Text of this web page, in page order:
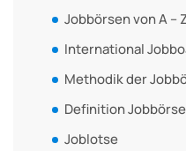
Jobbörsen von A –
International
Methodik der
Definition
Joblotse